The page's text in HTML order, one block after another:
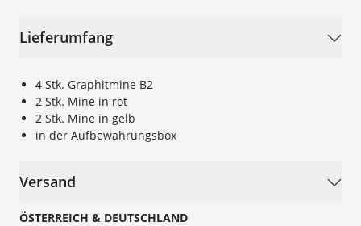
Lieferumfang
4 Stk. Graphitmine B2
2 Stk. Mine in rot
2 Stk. Mine in gelb
in der Aufbewahrungsbox
Versand
ÖSTERREICH & DEUTSCHLAND